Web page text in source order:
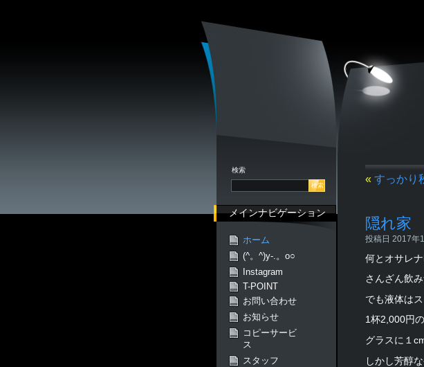
« すっかり
隠れ家
投稿日 2017年
何とオサレナ
さんざん飲
でも液体は
1杯2,000円
グラスに１
しかし芳醇
検索
メインナビゲーション
ホーム
(^。^)y-.。o○
Instagram
T-POINT
お問い合わせ
お知らせ
コピーサービ
ス
スタッフ